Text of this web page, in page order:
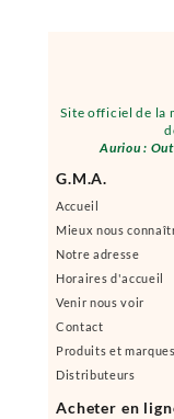
Site officiel de la
Auriou :
G.M.A.
Accueil
Mieux nous
Notre adresse
Horaires d'accueil
Venir nous voir
Contact
Produits et marques
Distributeurs
Acheter en